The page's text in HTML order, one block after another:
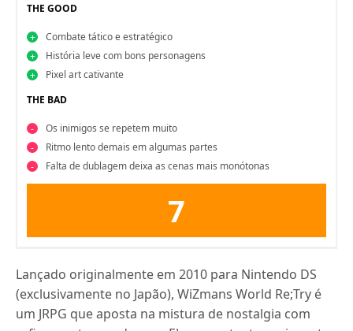
THE GOOD
Combate tático e estratégico
História leve com bons personagens
Pixel art cativante
THE BAD
Os inimigos se repetem muito
Ritmo lento demais em algumas partes
Falta de dublagem deixa as cenas mais monótonas
7
Lançado originalmente em 2010 para Nintendo DS
(exclusivamente no Japão), WiZmans World Re;Try é
um JRPG que aposta na mistura de nostalgia com